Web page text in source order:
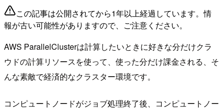
この記事は公開されてから1年以上経過しています。情
報が古い可能性がありますので、ご注意ください。
AWS ParallelClusterは計算したいときに好きな分だけクラ
ウドの計算リソースを使って、使った分だけ課金される、そ
んな素敵で経済的なクラスター環境です。
コンピュートノードがジョブ処理終了後、コンピュートノー